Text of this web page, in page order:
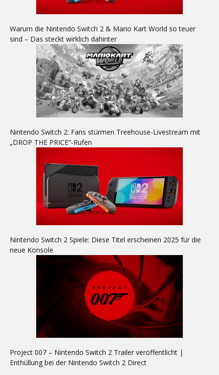
Warum die Nintendo Switch 2 & Mario Kart World so teuer
sind – Das steckt wirklich dahinter
Nintendo Switch 2: Fans stürmen Treehouse-Livestream mit
„DROP THE PRICE“-Rufen
Nintendo Switch 2 Spiele: Diese Titel erscheinen 2025 für die
neue Konsole
Project 007 – Nintendo Switch 2 Trailer veröffentlicht |
Enthüllung bei der Nintendo Switch 2 Direct